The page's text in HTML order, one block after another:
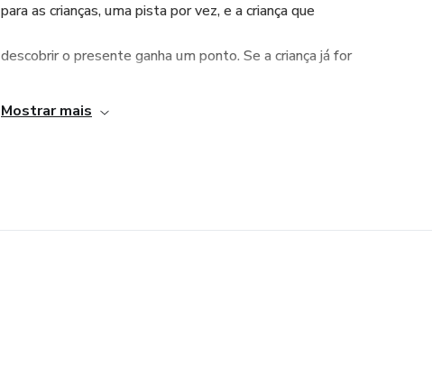
para as crianças, uma pista por vez, e a criança que
descobrir o presente ganha um ponto. Se a criança já for
alfabetizada, ela pode ler sozinha, pois nas fichas a imagem do
precisará pensar para encontrar a solução do enigma.
Mostrar mais